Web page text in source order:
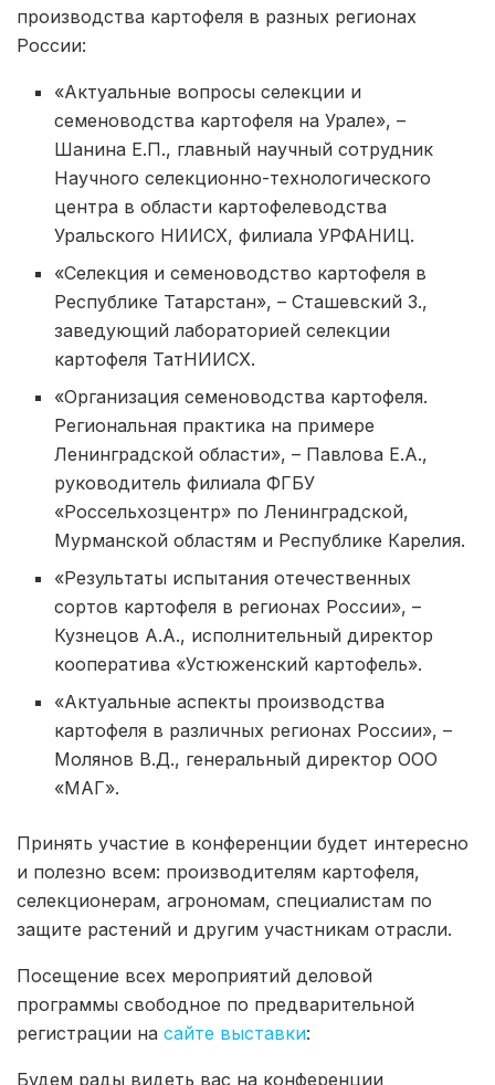
производства картофеля в разных регионах
России:
«Актуальные вопросы селекции и
семеноводства картофеля на Урале», –
Шанина Е.П., главный научный сотрудник
Научного селекционно-технологического
центра в области картофелеводства
Уральского НИИСХ, филиала УРФАНИЦ.
«Селекция и семеноводство картофеля в
Республике Татарстан», – Сташевский З.,
заведующий лабораторией селекции
картофеля ТатНИИСХ.
«Организация семеноводства картофеля.
Региональная практика на примере
Ленинградской области», – Павлова Е.А.,
руководитель филиала ФГБУ
«Россельхозцентр» по Ленинградской,
Мурманской областям и Республике Карелия.
«Результаты испытания отечественных
сортов картофеля в регионах России», –
Кузнецов А.А., исполнительный директор
кооператива «Устюженский картофель».
«Актуальные аспекты производства
картофеля в различных регионах России», –
Молянов В.Д., генеральный директор ООО
«МАГ».
Принять участие в конференции будет интересно
и полезно всем: производителям картофеля,
селекционерам, агрономам, специалистам по
защите растений и другим участникам отрасли.
Посещение всех мероприятий деловой
программы свободное по предварительной
регистрации на сайте выставки:
Будем рады видеть вас на конференции